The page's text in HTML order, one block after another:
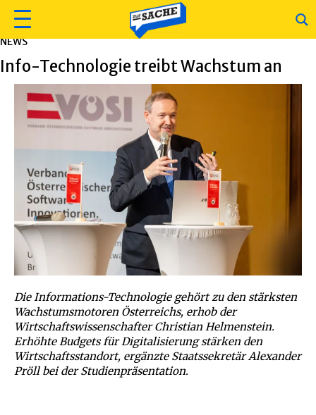
NEWS
Info-Technologie treibt Wachstum an
Die Informations-Technologie gehört zu den stärksten
Wachstumsmotoren Österreichs, erhob der
Wirtschaftswissenschafter Christian Helmenstein.
Erhöhte Budgets für Digitalisierung stärken den
Wirtschaftsstandort, ergänzte Staatssekretär Alexander
Pröll bei der Studienpräsentation.